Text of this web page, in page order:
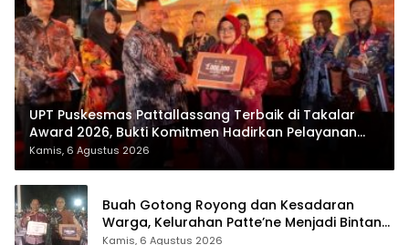
UPT Puskesmas Pattallassang Terbaik di Takalar
Award 2026, Bukti Komitmen Hadirkan Pelayanan
Kesehatan Berkualitas
Kamis, 6 Agustus 2026
Buah Gotong Royong dan Kesadaran
Warga, Kelurahan Patte’ne Menjadi Bintang
Takalar Award 2026
Kamis, 6 Agustus 2026